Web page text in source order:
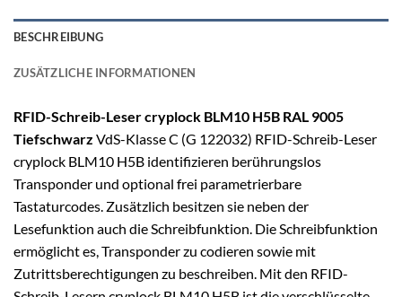
BESCHREIBUNG
ZUSÄTZLICHE INFORMATIONEN
RFID-Schreib-Lesercryplock BLM10 H5B RAL 9005
Tiefschwarz VdS-Klasse C (G 122032) RFID-Schreib-Leser
cryplock BLM10 H5B identifizieren berührungslos
Transponder und optional frei parametrierbare
Tastaturcodes. Zusätzlich besitzen sie neben der
Lesefunktion auch die Schreibfunktion. Die Schreibfunktion
ermöglicht es, Transponder zu codieren sowie mit
Zutrittsberechtigungen zu beschreiben. Mit den RFID-